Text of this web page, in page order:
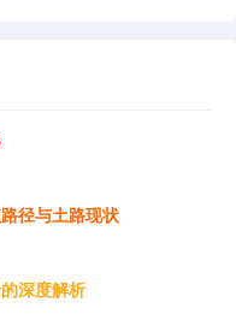
径与土路现状
深度解析